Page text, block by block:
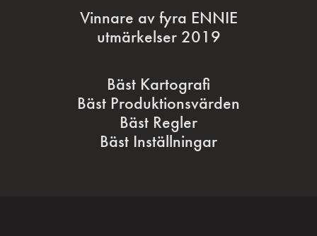
Vinnare av fyra ENNIE
utmärkelser 2019
Bäst Kartografi
Bäst Produktionsvärden
Bäst Regler
Bäst Inställningar